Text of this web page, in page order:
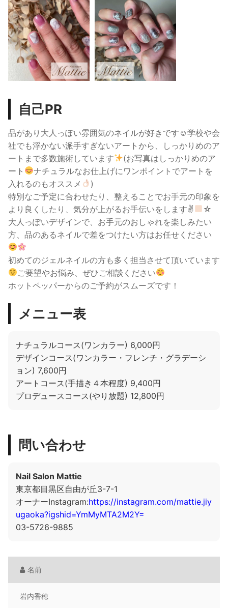
自己PR
品があり大人っぽい雰囲気のネイルが好きです☺︎学校や会
社でも浮かない派手すぎないアートから、しっかりめのア
ートまで多数施術しています
(お写真はしっかりめのア
ート
ナチュラルなお仕上げにワンポイントでアートを
入れるのもオススメ
)
特別なご予定に合わせたり、整えることでお手元の印象を
より良くしたり、気分が上がるお手伝いをします✌
☆
大人っぽいデザインで、お手元のおしゃれを楽しみたい
方、品のあるネイルで差をつけたい方はお任せください
初めてのジェルネイルの方も多く担当させて頂いています
ご要望やお悩み、ぜひご相談ください
ホットペッパーからのご予約がスムーズです！
メニュー表
ナチュラルコース(ワンカラー) 6,000円
デザインコース(ワンカラー・フレンチ・グラデーシ
ョン) 7,600円
アートコース(手描き４本程度) 9,400円
プロデュースコース(やり放題) 12,800円
問い合わせ
Nail Salon Mattie
東京都目黒区自由が丘3-7-1
オーナーInstagram:https://instagram.com/mattie.jiy
ugaoka?igshid=YmMyMTA2M2Y=
03-5726-9885
名前
岩内香穂